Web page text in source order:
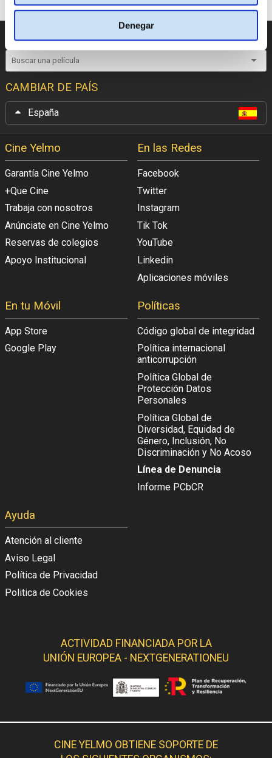
Denegar
CATÁLOGO DE PELÍCULAS
CAMBIAR DE PAÍS
España
Cine Yelmo
Garantía Cine Yelmo
+Que Cine
Trabaja con nosotros
Anúnciate en Cine Yelmo
Reservas de colegios
Apoyo Institucional
En las Redes
Facebook
Twitter
Instagram
Tik Tok
YouTube
Linkedin
Aplicaciones móviles
En tu Móvil
App Store
Google Play
Políticas
Código global de integridad
Política internacional
anticorrupción
Política Global de
Protección Datos
Personales
Política Global de
Diversidad, Equidad de
Género, Inclusión, No
Discriminación y No Acoso
Línea de Denuncia
Informe PCbCR
Ayuda
Atención al cliente
Aviso Legal
Política de Privacidad
Politica de Cookies
ACTIVIDAD FINANCIADA POR LA
UNIÓN EUROPEA - NEXTGENERATIONEU
CINE YELMO OBTIENE SOPORTE DE